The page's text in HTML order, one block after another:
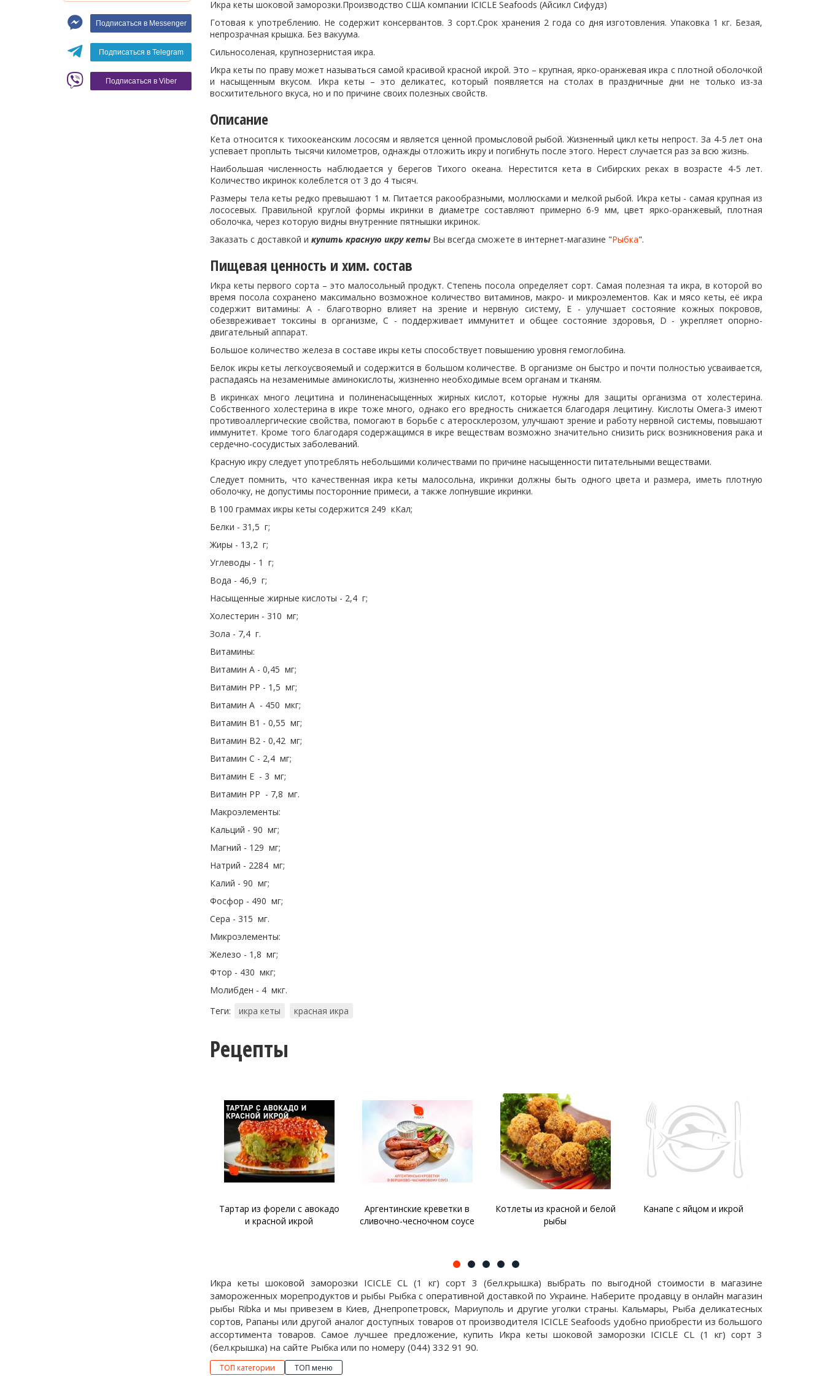
Вино
Белое вино
Красное вино
Кофе
Blaser
Подписаться в Messenger
Подписаться в Telegram
Подписаться в Viber
Икра кеты шоковой заморозки.Производство США компании ІCІCLE Seafoods (Aйсикл Сифудз)
Готовая к употреблению. Не содержит консервантов. 3 сорт.Срок хранения 2 года со дня изготовления. Упаковка 1 кг. Безая,
непрозрачная крышка. Без вакуума.
Сильносоленая, крупнозернистая икра.
Икра кеты по праву может называться самой красивой красной икрой. Это – крупная, ярко-оранжевая икра с плотной оболочкой
и насыщенным вкусом. Икра кеты – это деликатес, который появляется на столах в праздничные дни не только из-за
восхитительного вкуса, но и по причине своих полезных свойств.
Описание
Кета относится к тихоокеанским лососям и является ценной промысловой рыбой. Жизненный цикл кеты непрост. За 4-5 лет она
успевает проплыть тысячи километров, однажды отложить икру и погибнуть после этого. Нерест случается раз за всю жизнь.
Наибольшая численность наблюдается у берегов Тихого океана. Нерестится кета в Сибирских реках в возрасте 4-5 лет.
Количество икринок колеблется от 3 до 4 тысяч.
Размеры тела кеты редко превышают 1 м. Питается ракообразными, моллюсками и мелкой рыбой. Икра кеты - самая крупная из
лососевых. Правильной круглой формы икринки в диаметре составляют примерно 6-9 мм, цвет ярко-оранжевый, плотная
оболочка, через которую видны внутренние пятнышки икринок.
Заказать с доставкой и купить красную икру кеты Вы всегда сможете в интернет-магазине "Рыбка".
Пищевая ценность и хим. состав
Икра кеты первого сорта – это малосольный продукт. Степень посола определяет сорт. Самая полезная та икра, в которой во
время посола сохранено максимально возможное количество витаминов, макро- и микроэлементов. Как и мясо кеты, её икра
содержит витамины: А - благотворно влияет на зрение и нервную систему, Е - улучшает состояние кожных покровов,
обезвреживает токсины в организме, С - поддерживает иммунитет и общее состояние здоровья, D - укрепляет опорно-
двигательный аппарат.
Большое количество железа в составе икры кеты способствует повышению уровня гемоглобина.
Белок икры кеты легкоусвояемый и содержится в большом количестве. В организме он быстро и почти полностью усваивается,
распадаясь на незаменимые аминокислоты, жизненно необходимые всем органам и тканям.
В икринках много лецитина и полиненасыщенных жирных кислот, которые нужны для защиты организма от холестерина.
Собственного холестерина в икре тоже много, однако его вредность снижается благодаря лецитину. Кислоты Омега-3 имеют
противоаллергические свойства, помогают в борьбе с атеросклерозом, улучшают зрение и работу нервной системы, повышают
иммунитет. Кроме того благодаря содержащимся в икре веществам возможно значительно снизить риск возникновения рака и
сердечно-сосудистых заболеваний.
Красную икру следует употреблять небольшими количествами по причине насыщенности питательными веществами.
Следует помнить, что качественная икра кеты малосольна, икринки должны быть одного цвета и размера, иметь плотную
оболочку, не допустимы посторонние примеси, а также лопнувшие икринки.
В 100 граммах икры кеты содержится 249 кКал;
Белки - 31,5 г;
Жиры - 13,2 г;
Углеводы - 1 г;
Вода - 46,9 г;
Насыщенные жирные кислоты - 2,4 г;
Холестерин - 310 мг;
Зола - 7,4 г.
Витамины:
Витамин A - 0,45 мг;
Витамин PP - 1,5 мг;
Витамин A - 450 мкг;
Витамин B1 - 0,55 мг;
Витамин B2 - 0,42 мг;
Витамин C - 2,4 мг;
Витамин E - 3 мг;
Витамин PP - 7,8 мг.
Макроэлементы:
Кальций - 90 мг;
Магний - 129 мг;
Натрий - 2284 мг;
Калий - 90 мг;
Фосфор - 490 мг;
Сера - 315 мг.
Микроэлементы:
Железо - 1,8 мг;
Фтор - 430 мкг;
Молибден - 4 мкг.
Теги:
икра кеты красная икра
Рецепты
Тартар из форели с авокадо
и красной икрой
Аргентинские креветки в
сливочно-чесночном соусе
Котлеты из красной и белой
рыбы
Канапе с яйцом и икрой
Икра кеты шоковой заморозки ICICLE CL (1 кг) сорт 3 (бел.крышка) выбрать по выгодной стоимости в магазине
замороженных морепродуктов и рыбы Рыбка с оперативной доставкой по Украине. Наберите продавцу в онлайн магазин
рыбы Ribka и мы привезем в Киев, Днепропетровск, Мариуполь и другие уголки страны. Кальмары, Рыба деликатесных
сортов, Рапаны или другой аналог доступных товаров от производителя ICICLE Seafoods удобно приобрести из большого
ассортимента товаров. Самое лучшее предложение, купить Икра кеты шоковой заморозки ICICLE CL (1 кг) сорт 3
(бел.крышка) на сайте Рыбка или по номеру (044) 332 91 90.
ТОП категории ТОП меню